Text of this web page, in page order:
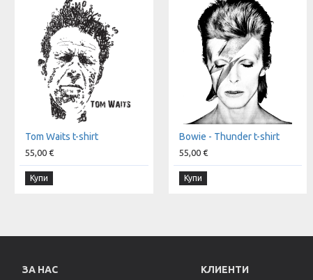
Tom Waits t-shirt
55,00 €
Купи
Bowie - Thunder t-shirt
55,00 €
Купи
ЗА НАС КЛИЕНТИ